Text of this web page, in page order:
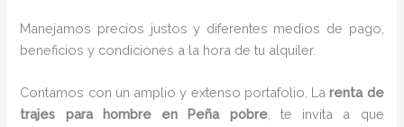
Manejamos precios justos y diferentes medios de pago,
beneficios y condiciones a la hora de tu alquiler.
Contamos con un amplio y extenso portafolio. Larenta de
trajes para hombre en Peña pobre, te invita a que